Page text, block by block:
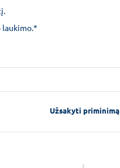
laukimo.*
Užsakyti priminimą